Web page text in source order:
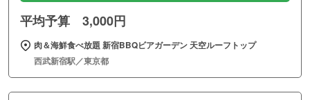
平均予算 3,000円
肉＆海鮮食べ放題 新宿BBQビアガーデン 天空ルーフトップ
西武新宿駅／東京都